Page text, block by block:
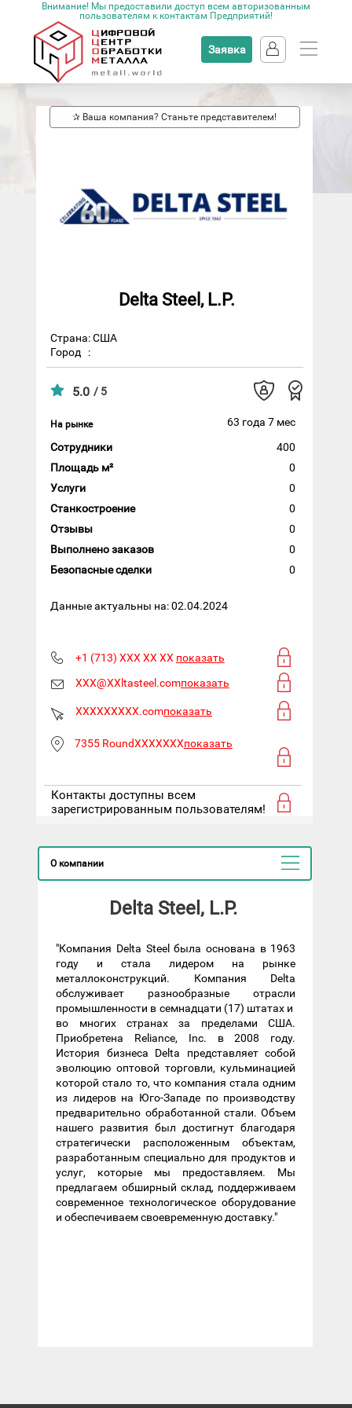
Внимание! Мы предоставили доступ всем авторизованным
пользователям к контактам Предприятий!
Заявка
✰ Ваша компания? Станьте представителем!
Delta Steel, L.P.
Страна: США
Город
:
5.0 / 5
На рынке
63 года 7 мес
Сотрудники
400
Площадь м²
0
Услуги
0
Станкостроение
0
Отзывы
0
Выполнено заказов
0
Безопасные сделки
0
Данные актуальны на: 02.04.2024
+1 (713) XXX XX XX показать
XXX@XXltasteel.comпоказать
XXXXXXXXX.comпоказать
7355 RoundXXXXXXXпоказать
Контакты доступны всем
зарегистрированным пользователям!
О компании
Delta Steel, L.P.
"Компания Delta Steel была основана в 1963
году и стала лидером на рынке
металлоконструкций. Компания Delta
обслуживает разнообразные отрасли
промышленности в семнадцати (17) штатах и ​​
во многих странах за пределами США.
Приобретена Reliance, Inc. в 2008 году.
История бизнеса Delta представляет собой
эволюцию оптовой торговли, кульминацией
которой стало то, что компания стала одним
из лидеров на Юго-Западе по производству
предварительно обработанной стали. Объем
нашего развития был достигнут благодаря
стратегически расположенным объектам,
разработанным специально для продуктов и
услуг, которые мы предоставляем. Мы
предлагаем обширный склад, поддерживаем
современное технологическое оборудование
и обеспечиваем своевременную доставку."